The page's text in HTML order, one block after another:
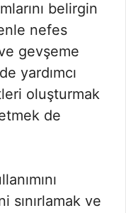
belirgin
nefes
gevşeme
yardımcı
oluşturmak
de
sınırlamak ve